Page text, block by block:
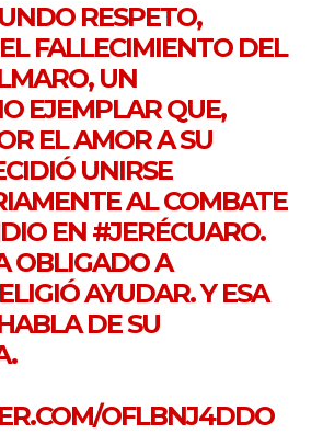
RESPETO,
FALLECIMIENTO DEL
UN
EJEMPLAR QUE,
EL AMOR A SU
UNIRSE
AL COMBATE
EN #JERÉCUARO.
OBLIGADO A
AYUDAR. Y ESA
DE SU
OFLBNJ4DDO